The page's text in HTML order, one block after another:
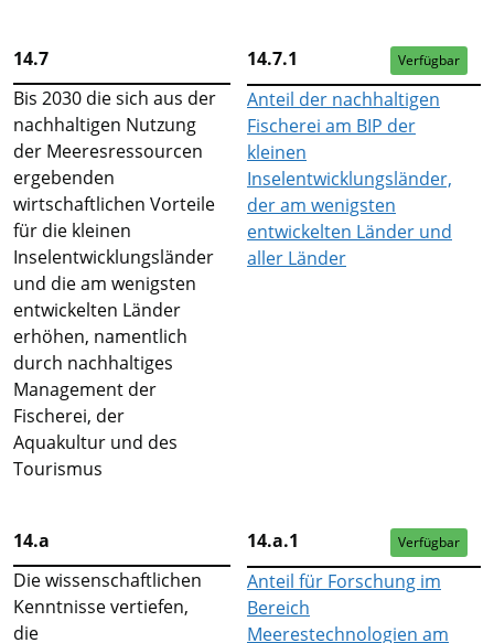
14.7
Bis 2030 die sich aus der
nachhaltigen Nutzung
der Meeresressourcen
ergebenden
wirtschaftlichen Vorteile
für die kleinen
Inselentwicklungsländer
und die am wenigsten
entwickelten Länder
erhöhen, namentlich
durch nachhaltiges
Management der
Fischerei, der
Aquakultur und des
Tourismus
14.7.1 Verfügbar
Anteil der nachhaltigen
Fischerei am BIP der
kleinen
Inselentwicklungsländer,
der am wenigsten
entwickelten Länder und
aller Länder
14.a
Die wissenschaftlichen
Kenntnisse vertiefen,
die
14.a.1 Verfügbar
Anteil für Forschung im
Bereich
Meerestechnologien am